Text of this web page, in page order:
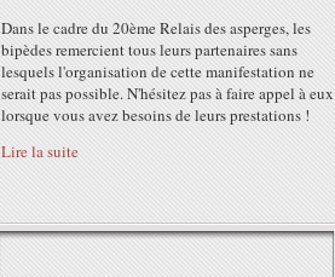
Dans le cadre du 20ème Relais des asperges, les
bipèdes remercient tous leurs partenaires sans
lesquels l'organisation de cette manifestation ne
serait pas possible. N'hésitez pas à faire appel à eux
lorsque vous avez besoins de leurs prestations !
Lire la suite